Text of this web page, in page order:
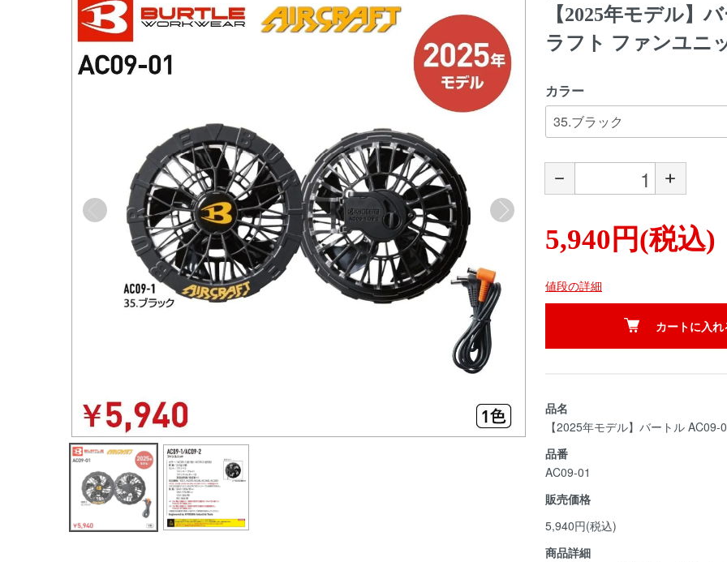
【2025年モデル】
ラフト ファンユニ
カラー
5,940円(税込)
値段の詳細
カートに入れ
品名
【2025年モデル】バートル
品番
AC09-01
販売価格
5,940円(税込)
商品詳細